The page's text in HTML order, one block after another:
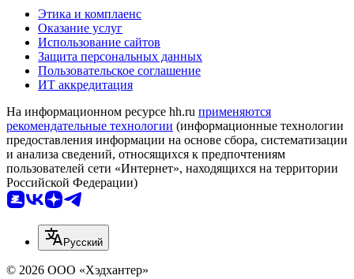
Этика и комплаенс
Оказание услуг
Использование сайтов
Защита персональных данных
Пользовательское соглашение
ИТ аккредитация
На информационном ресурсе hh.ru применяются
рекомендательные технологии (информационные технологии
предоставления информации на основе сбора, систематизации
и анализа сведений, относящихся к предпочтениям
пользователей сети «Интернет», находящихся на территории
Российской Федерации)
Русский
© 2026 ООО «Хэдхантер»